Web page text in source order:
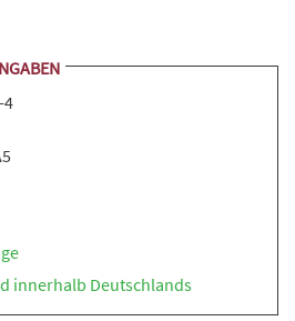
4
innerhalb Deutschlands